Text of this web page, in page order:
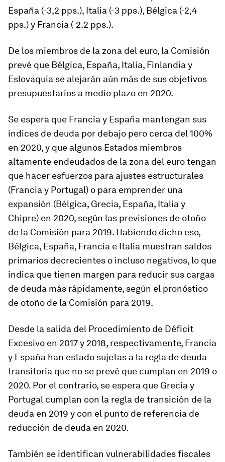
España (-3,2 pps.), Italia (-3 pps.), Bélgica (-2,4
pps.) y Francia (-2.2 pps.).
De los miembros de la zona del euro, la Comisión
prevé que Bélgica, España, Italia, Finlandia y
Eslovaquia se alejarán aún más de sus objetivos
presupuestarios a medio plazo en 2020.
Se espera que Francia y España mantengan sus
índices de deuda por debajo pero cerca del 100%
en 2020, y que algunos Estados miembros
altamente endeudados de la zona del euro tengan
que hacer esfuerzos para ajustes estructurales
(Francia y Portugal) o para emprender una
expansión (Bélgica, Grecia, España, Italia y
Chipre) en 2020, según las previsiones de otoño
de la Comisión para 2019. Habiendo dicho eso,
Bélgica, España, Francia e Italia muestran saldos
primarios decrecientes o incluso negativos, lo que
indica que tienen margen para reducir sus cargas
de deuda más rápidamente, según el pronóstico
de otoño de la Comisión para 2019.
Desde la salida del Procedimiento de Déficit
Excesivo en 2017 y 2018, respectivamente, Francia
y España han estado sujetas a la regla de deuda
transitoria que no se prevé que cumplan en 2019 o
2020. Por el contrario, se espera que Grecia y
Portugal cumplan con la regla de transición de la
deuda en 2019 y con el punto de referencia de
reducción de deuda en 2020.
También se identifican vulnerabilidades fiscales